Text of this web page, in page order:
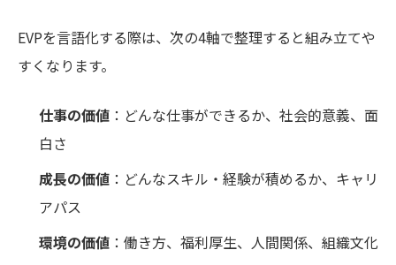
EVPを言語化する際は、次の4軸で整理すると組み立てや
すくなります。
仕事の価値 ：どんな仕事ができるか、社会的意義、面
白さ
成長の価値 ：どんなスキル・経験が積めるか、キャリ
アパス
環境の価値 ：働き方、福利厚生、人間関係、組織文化